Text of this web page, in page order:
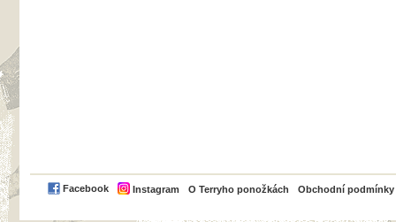
Facebook Instagram O Terryho ponožkách Obchodní podmínky
PayPal